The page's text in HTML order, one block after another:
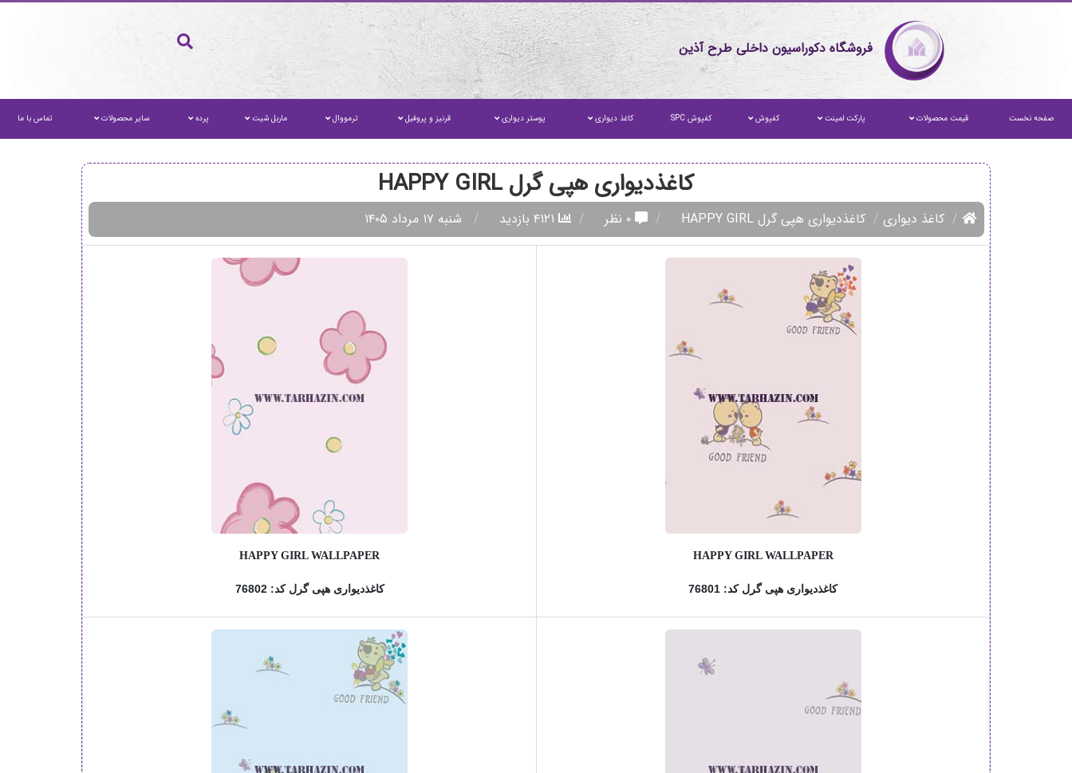
فروشگاه دکوراسیون داخلی طرح آذین
صفحه نخست قیمت محصولات پارکت لمینت کفپوش کفپوش SPC کاغذ دیواری پوستر دیواری قرنیز و پروفیل ترمووال ماربل شیت پرده سایر محصولات تماس با ما
کاغذدیواری هپی گرل HAPPY GIRL
کاغذ دیواری کاغذدیواری هپی گرل HAPPY GIRL ۰ نظر شنبه ۱۷ مرداد ۱۴۰۵
HAPPY GIRL WALLPAPER
کاغذدیواری هپی گرل کد: 76801
HAPPY GIRL WALLPAPER
کاغذدیواری هپی گرل کد: 76802